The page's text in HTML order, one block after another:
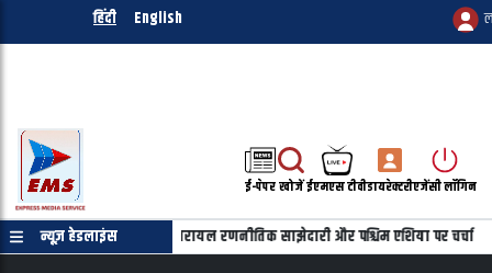
हिंदी English
ई-पेपरखोजेंईएमएस टीवीडायरेक्टरीएजेंसी लॉगिन
न्यूज़ हेडलाइंस
फोन पर बातचीत, भारत-इजरायल रणनीतिक साझेदारी और पश्चिम एशिया पर चर्चा